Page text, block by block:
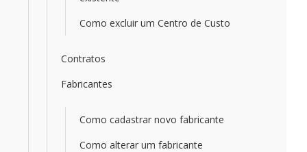
Como excluir um Centro de Custo
Contratos
Fabricantes
Como cadastrar novo fabricante
Como alterar um fabricante